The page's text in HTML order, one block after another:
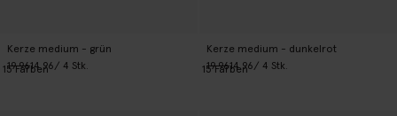
Kerze medium - grün
19.9614.96/ 4 Stk.
15Farben
Kerze medium - dunkelrot
19.9614.96/ 4 Stk.
15Farben